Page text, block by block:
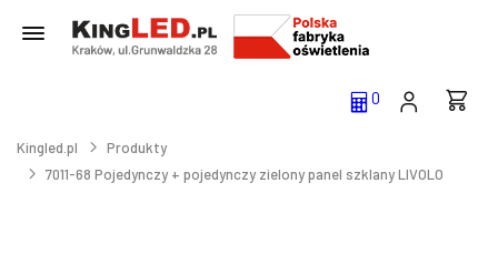
0
Kingled.pl
Produkty
7011-68 Pojedynczy + pojedynczy zielony panel szklany LIVOLO